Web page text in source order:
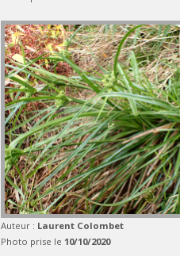
Auteur : Laurent Colombet
Photo prise le 10/10/2020